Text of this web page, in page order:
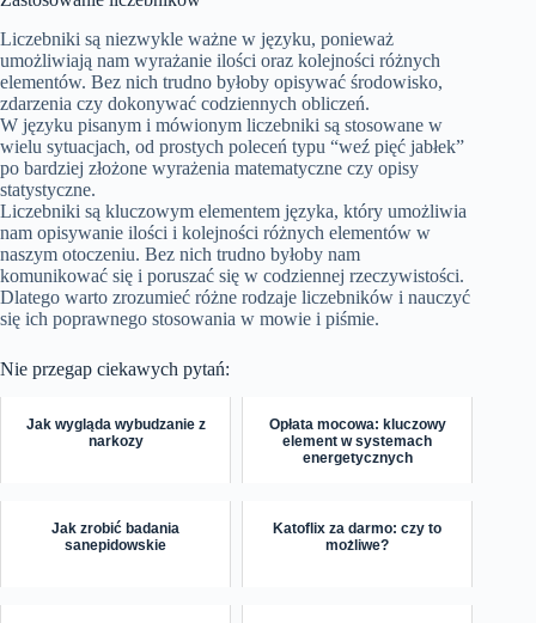
Liczebniki są niezwykle ważne w języku, ponieważ
umożliwiają nam wyrażanie ilości oraz kolejności różnych
elementów. Bez nich trudno byłoby opisywać środowisko,
zdarzenia czy dokonywać codziennych obliczeń.
W języku pisanym i mówionym liczebniki są stosowane w
wielu sytuacjach, od prostych poleceń typu “weź pięć jabłek”
po bardziej złożone wyrażenia matematyczne czy opisy
statystyczne.
Liczebniki są kluczowym elementem języka, który umożliwia
nam opisywanie ilości i kolejności różnych elementów w
naszym otoczeniu. Bez nich trudno byłoby nam
komunikować się i poruszać się w codziennej rzeczywistości.
Dlatego warto zrozumieć różne rodzaje liczebników i nauczyć
się ich poprawnego stosowania w mowie i piśmie.
Nie przegap ciekawych pytań:
Jak wygląda wybudzanie z
narkozy
Opłata mocowa: kluczowy
element w systemach
energetycznych
Jak zrobić badania
sanepidowskie
Katoflix za darmo: czy to
możliwe?